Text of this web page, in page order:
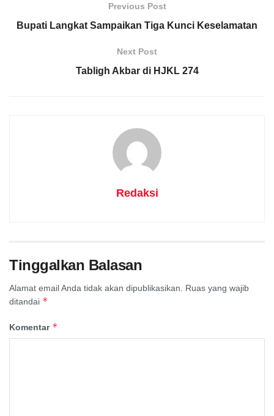
Previous Post
Bupati Langkat Sampaikan Tiga Kunci Keselamatan
Next Post
Tabligh Akbar di HJKL 274
Redaksi
Tinggalkan Balasan
Alamat email Anda tidak akan dipublikasikan.
Ruas yang wajib
ditandai *
Komentar *